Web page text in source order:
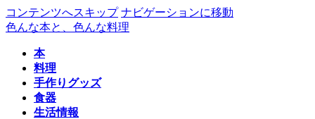
コンテンツへスキップ ナビゲーションに移動
色んな本と、色んな料理
本
料理
手作りグッズ
食器
生活情報